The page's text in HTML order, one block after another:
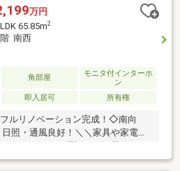
ォーム完工』■水回り：キッチン、
ションフロア張替え、網戸貼替
ング他◆リフォーム相談可◆ご要望
し後、ご入居前にリフォーム可能で
もあるため収納スペースには困りま
万円
65.85m2
南西
角部屋
モニタ付インターホ
ン
即入居可 所有権
ルリノベーション完成！◇南向
照・通風良好！＼＼家具や家電、
ます／／▼お電話でのご予約、ご
ちらまで▼TEL：0120-09-